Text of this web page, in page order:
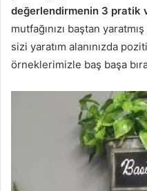
değerlendirmenin 3 pratik
mutfağınızı baştan
sizi yaratım alanınızda
örneklerimizle baş başa